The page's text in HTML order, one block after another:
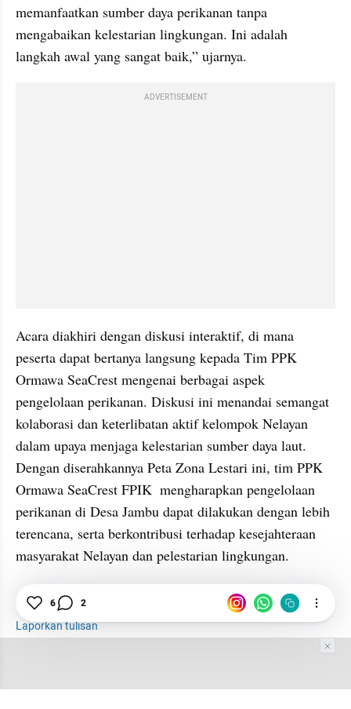
memanfaatkan sumber daya perikanan tanpa
mengabaikan kelestarian lingkungan. Ini adalah
langkah awal yang sangat baik,” ujarnya.
ADVERTISEMENT
Acara diakhiri dengan diskusi interaktif, di mana
peserta dapat bertanya langsung kepada Tim PPK
Ormawa SeaCrest mengenai berbagai aspek
pengelolaan perikanan. Diskusi ini menandai semangat
kolaborasi dan keterlibatan aktif kelompok Nelayan
dalam upaya menjaga kelestarian sumber daya laut.
Dengan diserahkannya Peta Zona Lestari ini, tim PPK
Ormawa SeaCrest FPIK  mengharapkan pengelolaan
perikanan di Desa Jambu dapat dilakukan dengan lebih
terencana, serta berkontribusi terhadap kesejahteraan
masyarakat Nelayan dan pelestarian lingkungan.
Perikanan Jepara
UNDIP
Laporkan tulisan
6 2